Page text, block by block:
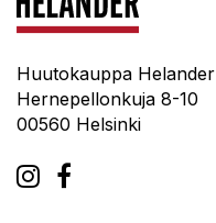
Huutokauppa Helander
Hernepellonkuja 8-10
00560 Helsinki